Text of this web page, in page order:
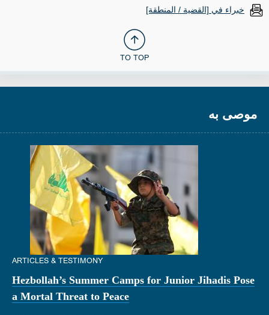
خبراء في [القضية / المنطقة]
TO TOP
موصى به
ARTICLES & TESTIMONY
Hezbollah’s Summer Camps for Junior Jihadis Pose
a Mortal Threat to Peace